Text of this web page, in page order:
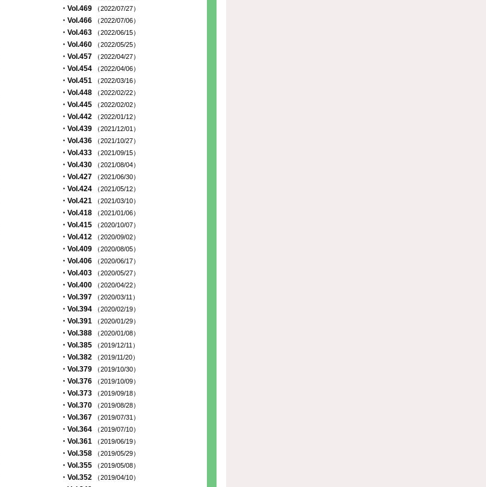
・Vol.469 （2022/07/27）
・Vol.466 （2022/07/06）
・Vol.463 （2022/06/15）
・Vol.460 （2022/05/25）
・Vol.457 （2022/04/27）
・Vol.454 （2022/04/06）
・Vol.451 （2022/03/16）
・Vol.448 （2022/02/22）
・Vol.445 （2022/02/02）
・Vol.442 （2022/01/12）
・Vol.439 （2021/12/01）
・Vol.436 （2021/10/27）
・Vol.433 （2021/09/15）
・Vol.430 （2021/08/04）
・Vol.427 （2021/06/30）
・Vol.424 （2021/05/12）
・Vol.421 （2021/03/10）
・Vol.418 （2021/01/06）
・Vol.415 （2020/10/07）
・Vol.412 （2020/09/02）
・Vol.409 （2020/08/05）
・Vol.406 （2020/06/17）
・Vol.403 （2020/05/27）
・Vol.400 （2020/04/22）
・Vol.397 （2020/03/11）
・Vol.394 （2020/02/19）
・Vol.391 （2020/01/29）
・Vol.388 （2020/01/08）
・Vol.385 （2019/12/11）
・Vol.382 （2019/11/20）
・Vol.379 （2019/10/30）
・Vol.376 （2019/10/09）
・Vol.373 （2019/09/18）
・Vol.370 （2019/08/28）
・Vol.367 （2019/07/31）
・Vol.364 （2019/07/10）
・Vol.361 （2019/06/19）
・Vol.358 （2019/05/29）
・Vol.355 （2019/05/08）
・Vol.352 （2019/04/10）